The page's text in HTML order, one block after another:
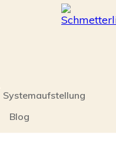
Systemaufstellung
Blog